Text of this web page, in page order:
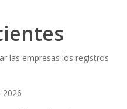
las empresas los registros